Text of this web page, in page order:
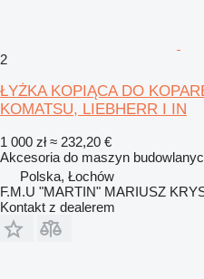
2
ŁYŻKA KOPIĄCA DO
KOMATSU, LIEBHERR I IN
1 000 zł ≈ 232,20 €
Akcesoria do maszyn
Polska, Łochów
F.M.U "MARTIN" MARIUSZ
Kontakt z dealerem